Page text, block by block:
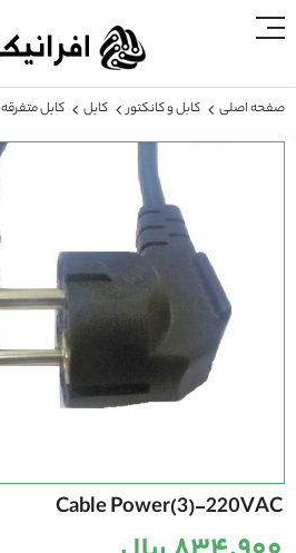
صفحه اصلی کابل و کانکتور کابل کابل متفرقه
رفتن
رفتن
به
گالری
Cable Power(3)-220VAC